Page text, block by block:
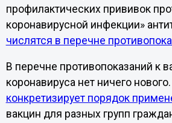
профилактических прививок
коронавирусной инфекции»
числятся в перечне
В перечне противопоказаний к
коронавируса нет ничего
конкретизирует порядок
вакцин для разных групп